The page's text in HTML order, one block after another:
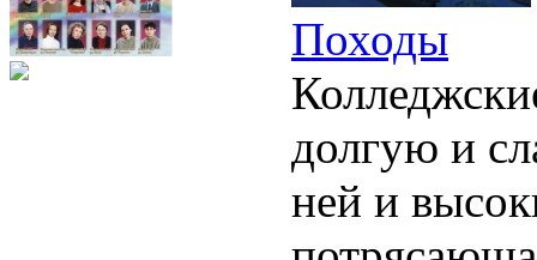
Походы
долгую и
ней и